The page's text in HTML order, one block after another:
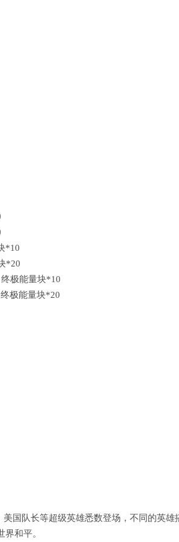
*10
*20
极能量块*10
极能量块*20
国队长等超级英雄悉数登场，不同的英雄
和平。